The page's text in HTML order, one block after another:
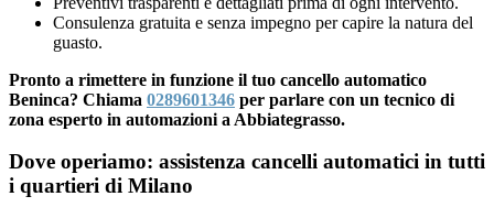
Consulenza gratuita e senza impegno per capire la natura del
guasto.
Pronto a rimettere in funzione il tuo cancello automatico
Beninca? Chiama 0289601346 per parlare con un tecnico di
zona esperto in automazioni a Abbiategrasso.
Dove operiamo: assistenza cancelli automatici in tutti
i quartieri di Milano